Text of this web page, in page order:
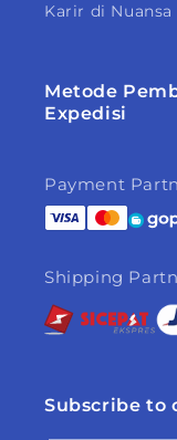
Karir di Nuansa
Metode
Expedisi
Payment
Shipping
Subscribe to